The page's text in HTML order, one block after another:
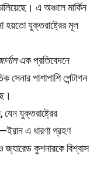
এ অঞ্চলে মার্কিন
হয়তো যুক্তরাষ্ট্রের মূল
এক প্রতিবেদনে
সেনার পাশাপাশি পেন্টাগন
যুক্তরাষ্ট্রের
এ ধারণা গ্রহণ
কুশনারকে বিশ্বাস